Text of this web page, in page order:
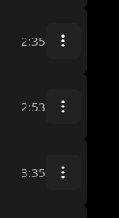
2:35
2:53
3:35